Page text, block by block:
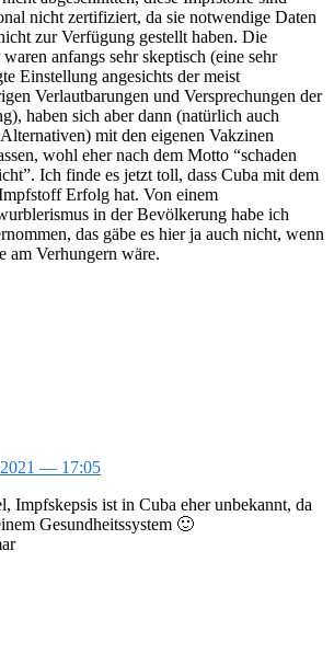
nicht zertifiziert, da sie notwendige Daten
zur Verfügung gestellt haben. Die
anfangs sehr skeptisch (eine sehr
Einstellung angesichts der meist
Verlautbarungen und Versprechungen der
haben sich aber dann (natürlich auch
mit den eigenen Vakzinen
wohl eher nach dem Motto “schaden
Ich finde es jetzt toll, dass Cuba mit dem
Erfolg hat. Von einem
in der Bevölkerung habe ich
das gäbe es hier ja auch nicht, wenn
am Verhungern wäre.
— 17:05
Impfskepsis ist in Cuba eher unbekannt, da
Gesundheitssystem 🙂